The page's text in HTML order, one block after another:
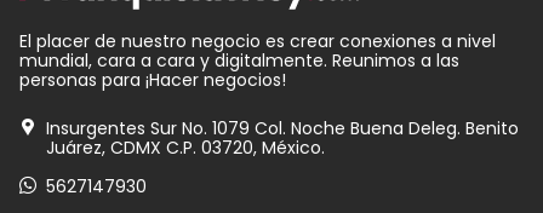
El placer de nuestro negocio es crear conexiones a nivel
mundial, cara a cara y digitalmente. Reunimos a las
personas para ¡Hacer negocios!
Insurgentes Sur No. 1079 Col. Noche Buena Deleg. Benito
Juárez, CDMX C.P. 03720, México.
5627147930